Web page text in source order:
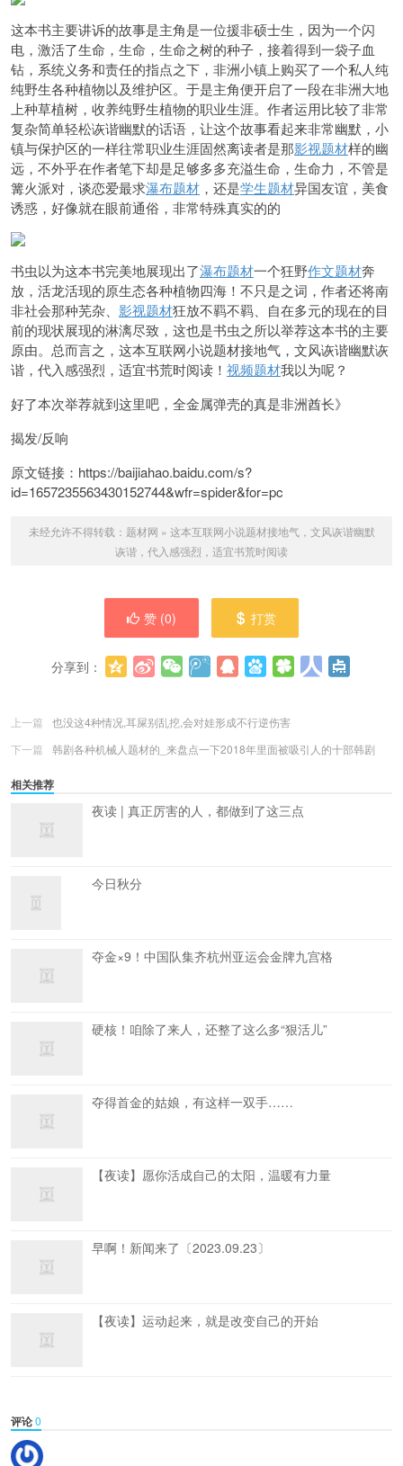
这本书主要讲诉的故事是主角是一位援非硕士生，因为一个闪
电，激活了生命，生命，生命之树的种子，接着得到一袋子血
钻，系统义务和责任的指点之下，非洲小镇上购买了一个私人纯
纯野生各种植物以及维护区。于是主角便开启了一段在非洲大地
上种草植树，收养纯野生植物的职业生涯。作者运用比较了非常
复杂简单轻松诙谐幽默的话语，让这个故事看起来非常幽默，小
镇与保护区的一样往常职业生涯固然离读者是那影视题材样的幽
远，不外乎在作者笔下却是足够多多充溢生命，生命力，不管是
篝火派对，谈恋爱最求瀑布题材 ，还是学生题材异国友谊，美食
诱惑，好像就在眼前通俗，非常特殊真实的的
书虫以为这本书完美地展现出了瀑布题材一个狂野作文题材奔
放，活龙活现的原生态各种植物四海！不只是之词，作者还将南
非社会那种芜杂、 影视题材狂放不羁不羁、自在多元的现在的目
前的现状展现的淋漓尽致，这也是书虫之所以举荐这本书的主要
原由。总而言之，这本互联网小说题材接地气，文风诙谐幽默诙
谐，代入感强烈，适宜书荒时阅读！ 视频题材我以为呢？
好了本次举荐就到这里吧，全金属弹壳的真是非洲酋长》
揭发/反响
原文链接：https://baijiahao.baidu.com/s?
id=1657235563430152744&wfr=spider&for=pc
未经允许不得转载： 题材网 » 这本互联网小说题材接地气，文风诙谐幽默
诙谐，代入感强烈，适宜书荒时阅读
赞 (0) 打赏
分享到：
上一篇
也没这4种情况,耳屎别乱挖,会对娃形成不行逆伤害
下一篇
韩剧各种机械人题材的_来盘点一下2018年里面被吸引人的十部韩剧
相关推荐
夜读 | 真正厉害的人，都做到了这三点
今日秋分
夺金×9！中国队集齐杭州亚运会金牌九宫格
硬核！咱除了来人，还整了这么多“狠活儿”
夺得首金的姑娘，有这样一双手……
【夜读】愿你活成自己的太阳，温暖有力量
早啊！新闻来了〔2023.09.23〕
【夜读】运动起来，就是改变自己的开始
评论0